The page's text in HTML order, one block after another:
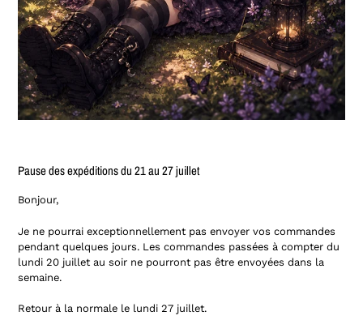
Pause des expéditions du 21 au 27 juillet
Bonjour,
Je ne pourrai exceptionnellement pas envoyer vos commandes
pendant quelques jours. Les commandes passées à compter du
lundi 20 juillet au soir ne pourront pas être envoyées dans la
semaine.
Retour à la normale le lundi 27 juillet.